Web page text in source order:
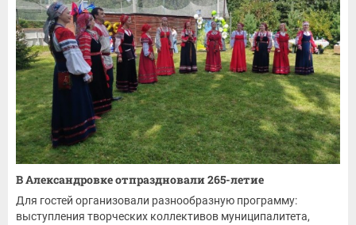
В Александровке отпраздновали 265-летие
Для гостей организовали разнообразную программу:
выступления творческих коллективов муниципалитета,